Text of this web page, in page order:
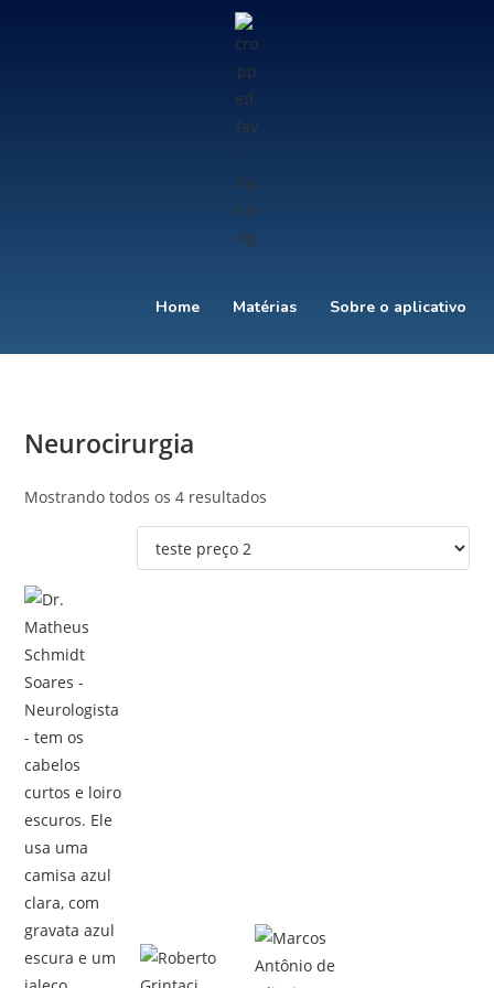
Home Matérias Sobre o aplicativo
Neurocirurgia
Mostrando todos os 4 resultados